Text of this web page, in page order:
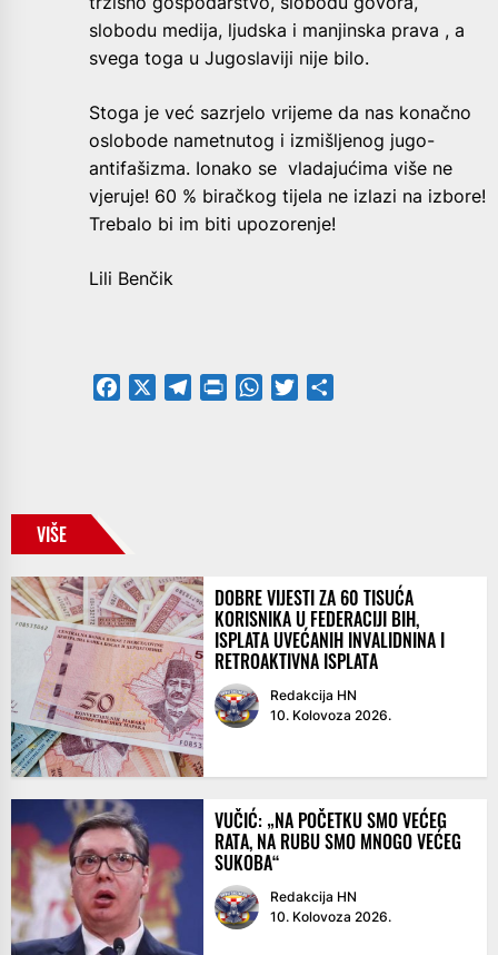
slobodu medija, ljudska i manjinska prava , a
svega toga u Jugoslaviji nije bilo.
Stoga je već sazrjelo vrijeme da nas konačno
oslobode nametnutog i izmišljenog jugo-
antifašizma. Ionako se vladajućima više ne
vjeruje! 60 % biračkog tijela ne izlazi na izbore!
Trebalo bi im biti upozorenje!
Lili Benčik
Facebook TelegramPrintFriendly
WhatsApp
Twitter
VIŠE
DOBRE VIJESTI ZA 60 TISUĆA
KORISNIKA U FEDERACIJI BIH,
ISPLATA UVEĆANIH INVALIDNINA I
RETROAKTIVNA ISPLATA
Redakcija HN
10. Kolovoza 2026.
VUČIĆ: „NA POČETKU SMO VEĆEG
RATA, NA RUBU SMO MNOGO VEĆEG
SUKOBA“
Redakcija HN
10. Kolovoza 2026.